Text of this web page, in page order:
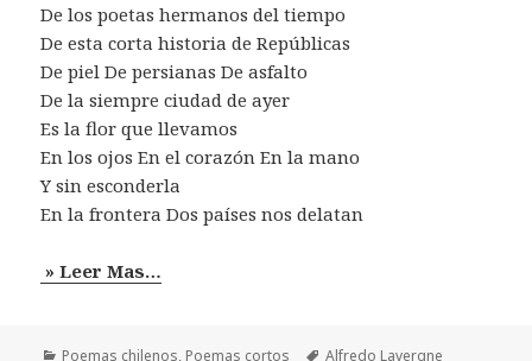
De los poetas hermanos del tiempo
De esta corta historia de Repúblicas
De piel De persianas De asfalto
De la siempre ciudad de ayer
Es la flor que llevamos
En los ojos En el corazón En la mano
Y sin esconderla
En la frontera Dos países nos delatan
» Leer Mas…
Categorías
Poemas chilenos, Poemas cortos Etiquetas
Alfredo Lavergne